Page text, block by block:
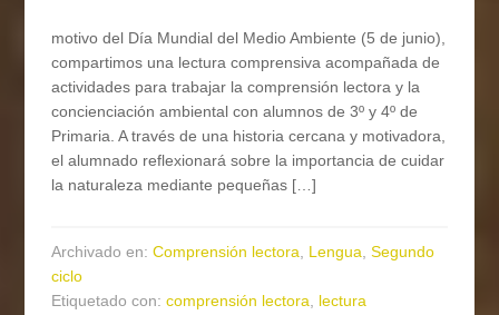
motivo del Día Mundial del Medio Ambiente (5 de junio),
compartimos una lectura comprensiva acompañada de
actividades para trabajar la comprensión lectora y la
concienciación ambiental con alumnos de 3º y 4º de
Primaria. A través de una historia cercana y motivadora,
el alumnado reflexionará sobre la importancia de cuidar
la naturaleza mediante pequeñas […]
Archivado en:Comprensión lectora, Lengua,Segundo
ciclo
Etiquetado con:comprensión lectora, lectura